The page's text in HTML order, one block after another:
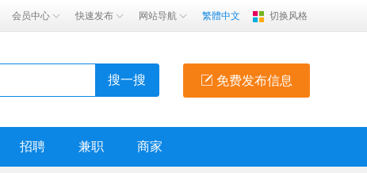
会员中心 快速发布 网站导航 繁體中文 切换风格
免费发布信息
搜一搜
招聘 兼职 商家